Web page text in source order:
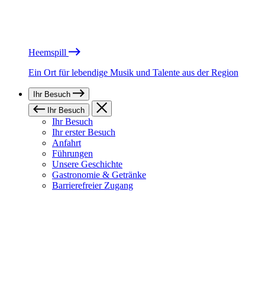
Heemspill
Ein Ort für lebendige Musik und Talente aus der Region
Ihr Besuch
Ihr Besuch
Ihr Besuch
Ihr erster Besuch
Anfahrt
Führungen
Unsere Geschichte
Gastronomie & Getränke
Barrierefreier Zugang